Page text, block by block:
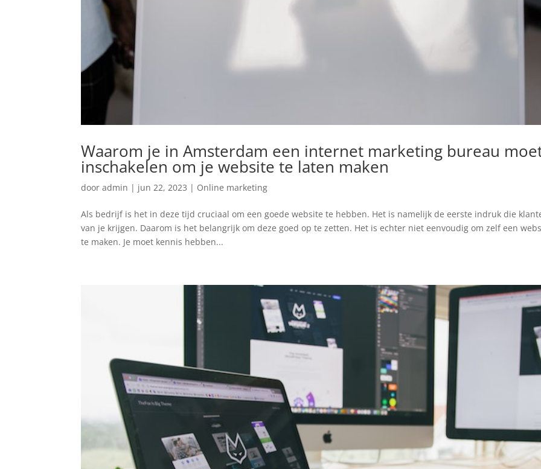
Waarom je in Amsterdam een internet marketing bureau
inschakelen om je website te laten maken
dooradmin | jun 22, 2023 | Online marketing
Als bedrijf is het in deze tijd cruciaal om een goede website te hebben. Het is namelijk de eerste indruk die
van je krijgen. Daarom is het belangrijk om deze goed op te zetten. Het is echter niet eenvoudig om zelf een
te maken. Je moet kennis hebben...